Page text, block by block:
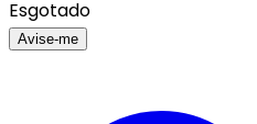
Esgotado
Avise-me